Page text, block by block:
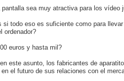
pantalla sea muy atractiva para los vídeo
si todo eso es suficiente como para
ordenador?
euros y hasta mil?
este asunto, los fabricantes de
el futuro de sus relaciones con el